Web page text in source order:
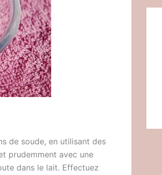
de soude, en utilisant des
prudemment avec une
dans le lait. Effectuez